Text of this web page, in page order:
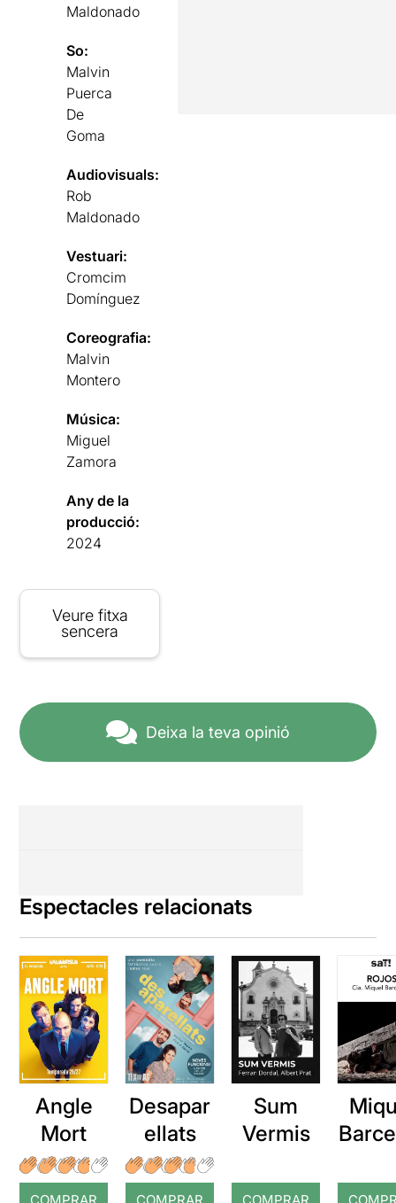
Maldonado
So:
Malvin
Puerca
De
Goma
Audiovisuals:
Rob
Maldonado
Vestuari:
Cromcim
Domínguez
Coreografia:
Malvin
Montero
Música:
Miguel
Zamora
Any de la
producció:
2024
Veure fitxa
sencera
Deixa la teva opinió
Espectacles relacionats
Angle
Mort
Desapar
ellats
Sum
Vermis